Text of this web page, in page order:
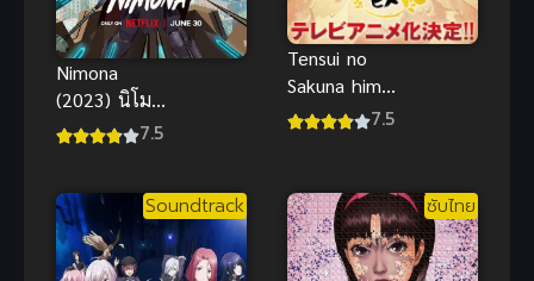
Nimona
(2023) นิโม
นา พากย์ไทย
คชั่นสุดป่วน
น่ารัก
7.5
Tensui no
Sakuna hime
เจ้าหญิงซาคุ7.5
Soundtrack ซับไทย